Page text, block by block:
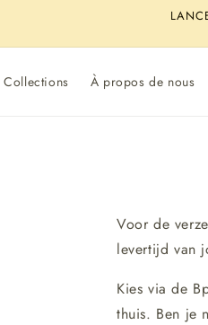
Collections À propos de nous
Voor de
levertijd van
Kies via de
thuis. Ben je